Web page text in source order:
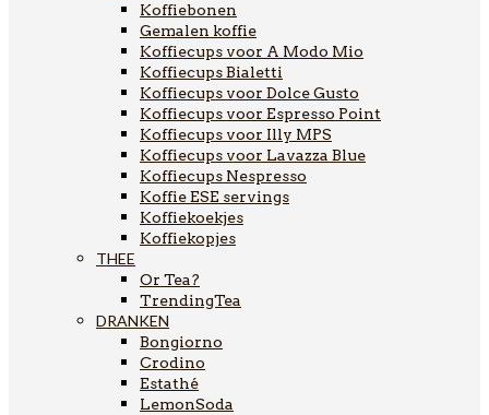
Koffiebonen
Gemalen koffie
Koffiecups voor A Modo Mio
Koffiecups Bialetti
Koffiecups voor Dolce Gusto
Koffiecups voor Espresso Point
Koffiecups voor Illy MPS
Koffiecups voor Lavazza Blue
Koffiecups Nespresso
Koffie ESE servings
Koffiekoekjes
Koffiekopjes
THEE
Or Tea?
TrendingTea
DRANKEN
Bongiorno
Crodino
Estathé
LemonSoda